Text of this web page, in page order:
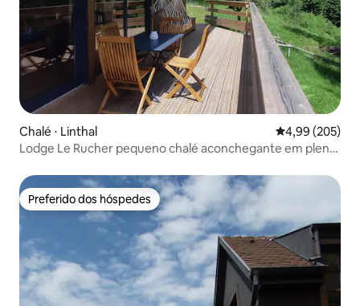
Chalé ⋅ Linthal 4,99 de uma
4,99 (205)
Lodge Le Rucher pequeno chalé aconchegante em plena
Preferido dos hóspedes
Preferido dos hóspedes